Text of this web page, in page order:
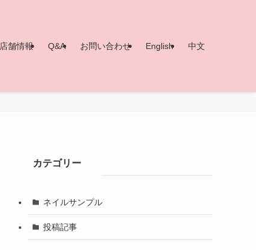
店舗情報 Q&A お問い合わせ English 中文
カテゴリー
ネイルサンプル
投稿記事